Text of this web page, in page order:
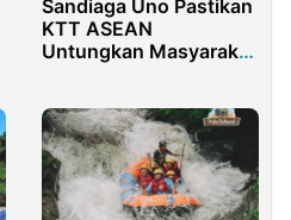
Sandiaga Uno Pastikan
KTT ASEAN
Untungkan Masyarakat